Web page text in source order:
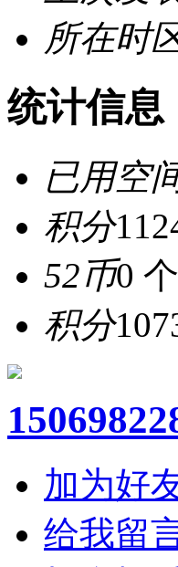
所在时
统计信息
已用空
积分
52币0 个
积分
加为好
给我留